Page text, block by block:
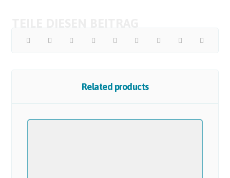
Related products